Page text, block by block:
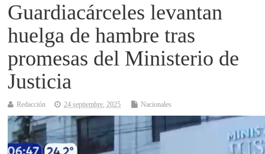
Guardiacárceles levantan
huelga de hambre tras
promesas del Ministerio de
Justicia
Redacción 24 septiembre, 2025 Nacionales